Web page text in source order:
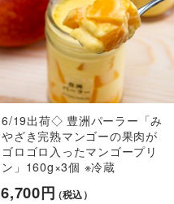
6/19出荷◇ 豊洲パーラー「み
やざき完熟マンゴーの果肉が
ゴロゴロ入ったマンゴープリ
ン」160g×3個 ※冷蔵
6,700円（税込）